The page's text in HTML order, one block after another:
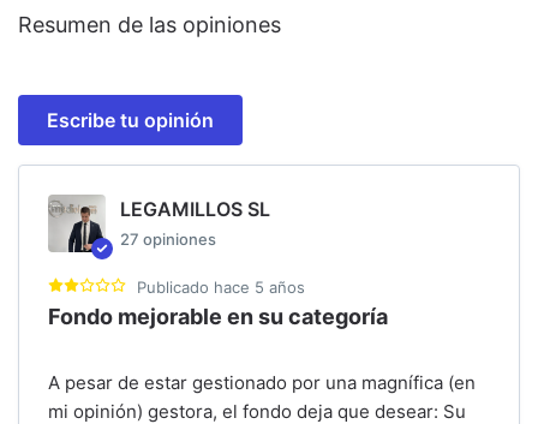
Resumen de las opiniones
Escribe tu opinión
LEGAMILLOS SL
27 opiniones
Publicado hace 5 años
Fondo mejorable en su categoría
A pesar de estar gestionado por una magnífica (en
mi opinión) gestora, el fondo deja que desear: Su